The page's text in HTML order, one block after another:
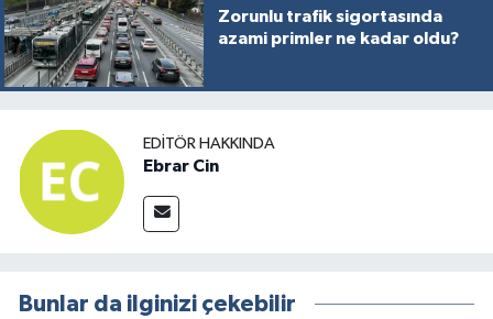
Zorunlu trafik sigortasında
azami primler ne kadar oldu?
EDITÖR HAKKINDA
Ebrar Cin
Bunlar da ilginizi çekebilir